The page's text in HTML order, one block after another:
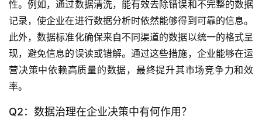
性。例如，通过数据清洗，能有效去除错误和不完整的数据
记录，使企业在进行数据分析时依然能够得到可靠的信息。
此外，数据标准化确保来自不同渠道的数据以统一的格式呈
现，避免信息的误读或错解。通过这些措施，企业能够在运
营决策中依赖高质量的数据，最终提升其市场竞争力和效
率。
Q2：数据治理在企业决策中有何作用？